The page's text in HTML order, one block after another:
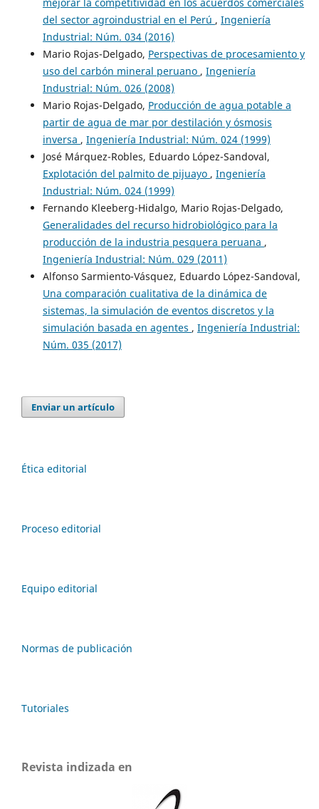
del sector agroindustrial en el Perú , Ingeniería
Industrial: Núm. 034 (2016)
Mario Rojas-Delgado, Perspectivas de procesamiento y
uso del carbón mineral peruano , Ingeniería
Industrial: Núm. 026 (2008)
Mario Rojas-Delgado, Producción de agua potable a
partir de agua de mar por destilación y ósmosis
inversa , Ingeniería Industrial: Núm. 024 (1999)
José Márquez-Robles, Eduardo López-Sandoval,
Explotación del palmito de pijuayo , Ingeniería
Industrial: Núm. 024 (1999)
Fernando Kleeberg-Hidalgo, Mario Rojas-Delgado,
Generalidades del recurso hidrobiológico para la
producción de la industria pesquera peruana ,
Ingeniería Industrial: Núm. 029 (2011)
Alfonso Sarmiento-Vásquez, Eduardo López-Sandoval,
Una comparación cualitativa de la dinámica de
sistemas, la simulación de eventos discretos y la
simulación basada en agentes , Ingeniería Industrial:
Núm. 035 (2017)
Enviar un artículo
Ética editorial
Proceso editorial
Equipo editorial
Normas de publicación
Tutoriales
Revista indizada en